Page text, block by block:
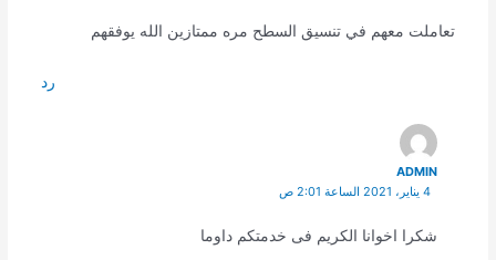
تعاملت معهم في تنسيق السطح مره ممتازين الله يوفقهم
رد
ADMIN
4 يناير، 2021 الساعة 2:01 ص
شكرا اخوانا الكريم فى خدمتكم داوما